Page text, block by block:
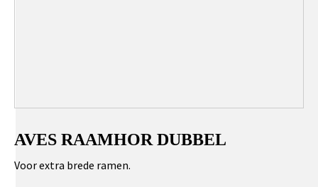
AVES RAAMHOR DUBBEL
Voor extra brede ramen.